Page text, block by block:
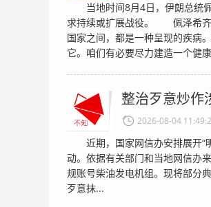
当地时间8月4日，伊朗总统佩
求持续或扩展战役。 佩泽希齐
国家之间，都是一种呈现的疾病
它。咱们有必要尽力建造一个健
整治歹意炒作
2026-08-04
近期，国家网信办安排展开“
动。依据有关部门和当地网信办
规账号柴油发电机组。现将部分
歹意抹...